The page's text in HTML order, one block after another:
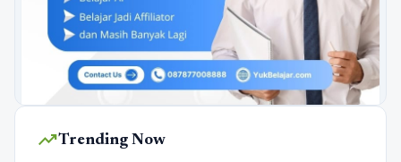
trending_upTrending Now